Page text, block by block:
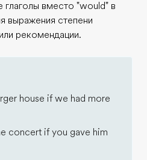
глаголы вместо "would" в
выражения степени
рекомендации.
house if we had more
concert if you gave him